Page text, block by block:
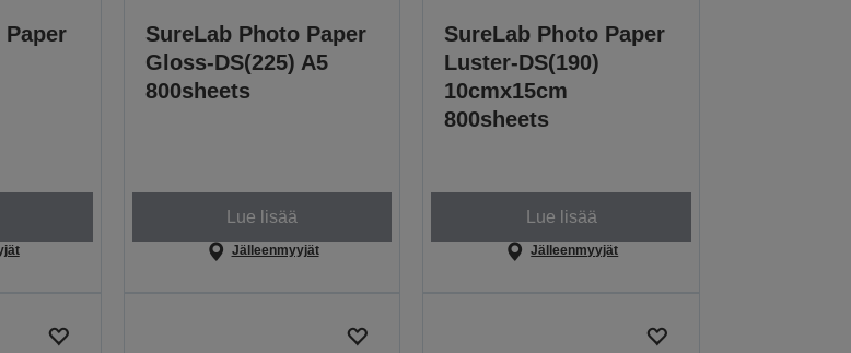
Paper
SureLab Photo Paper
Gloss-DS(225) A5
800sheets
Lue lisää
Jälleenmyyjät
SureLab Photo Paper
Luster-DS(190)
10cmx15cm
800sheets
Lue lisää
Jälleenmyyjät